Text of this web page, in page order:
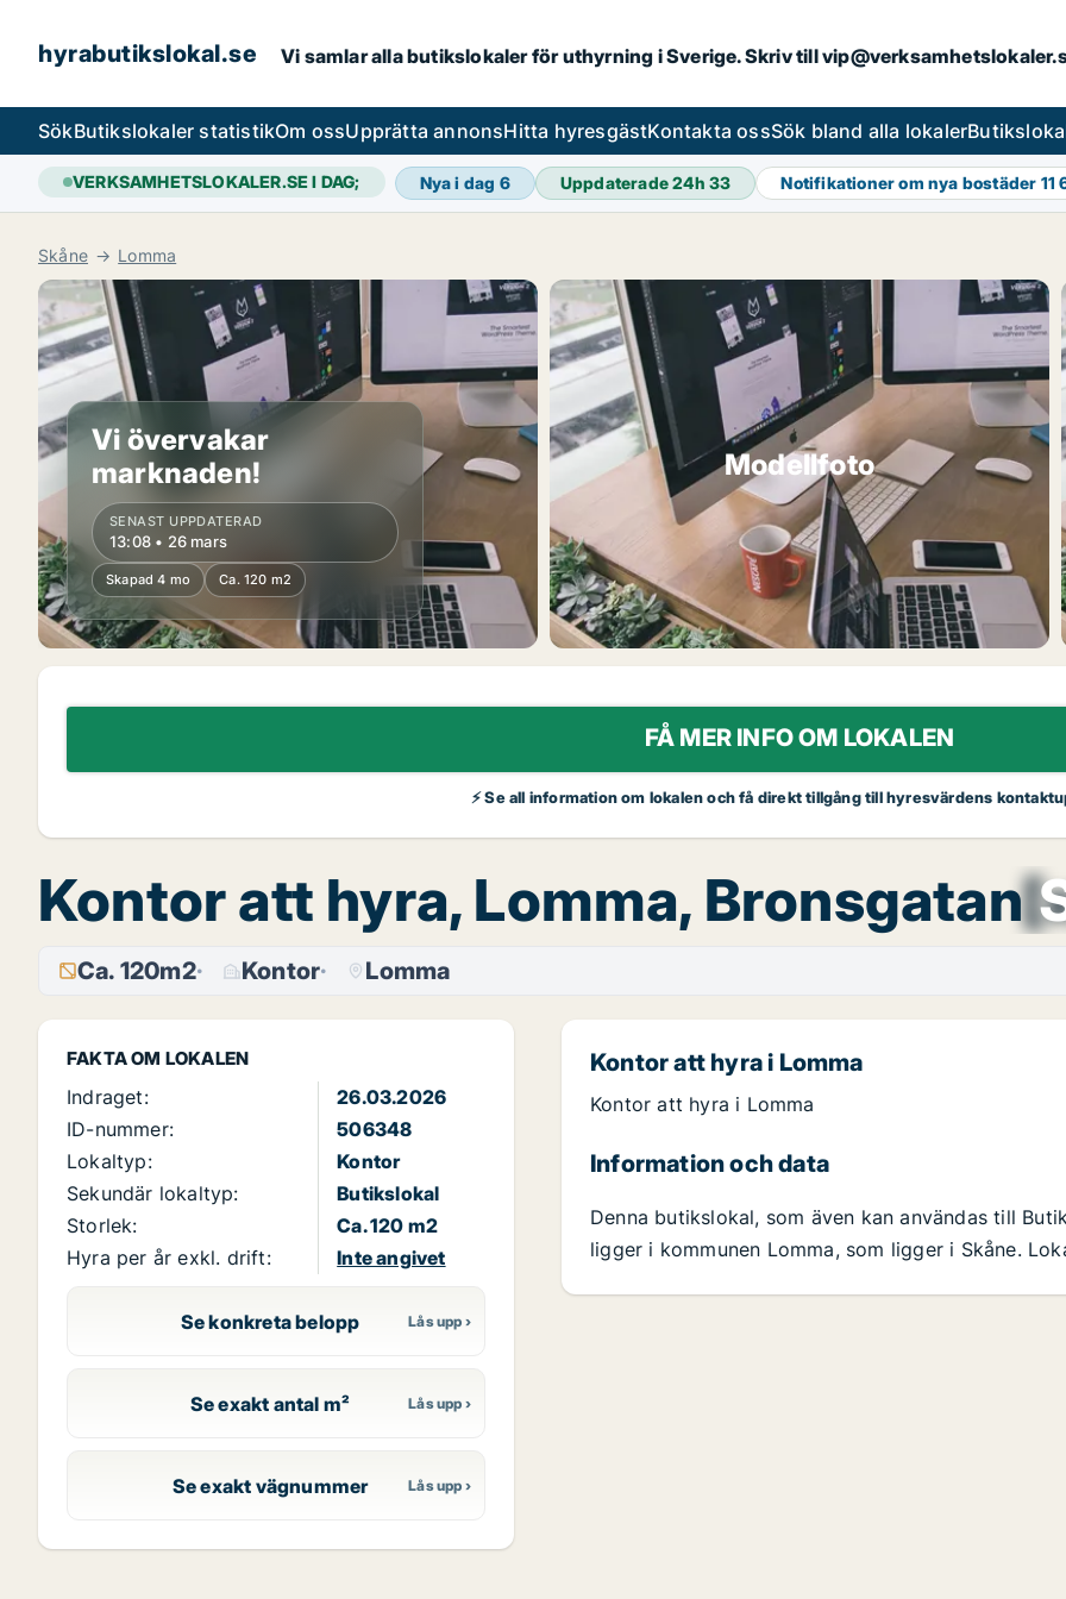
hyrabutikslokal.se Vi samlar alla butikslokaler för uthyrning i Sverige. Skriv till
SökButikslokaler statistikOm ossUpprätta annonsHitta hyresgästKontakta ossSök bland alla lokaler
VERKSAMHETSLOKALER.SE I DAG; Nya i dag 6 Uppdaterade 24h33 Notifikationer om nya bostäder 11
Skåne Lomma
Vi övervakar
marknaden!
SENAST UPPDATERAD
13:08 • 26 mars
Skapad 4 mo Ca. 120 m2
Modellfoto
FÅ MER INFO OM LOKALEN
⚡ Se all information om lokalen och få direkt tillgång till hyresvärdens
Kontor att hyra, Lomma, Bronsgatan
Ca. 120m2 Kontor Lomma
FAKTA OM LOKALEN
Indraget:
26.03.2026
ID-nummer:
506348
Lokaltyp:
Kontor
Sekundär lokaltyp:
Butikslokal
Storlek:
Ca. 120 m2
Hyra per år exkl. drift:
Inte angivet
Se konkreta belopp
Se exakt antal m²
Se exakt vägnummer
Kontor att hyra i Lomma
Kontor att hyra i Lomma
Information och data
Denna butikslokal, som även kan användas till
ligger i kommunen Lomma, som ligger i Skåne.